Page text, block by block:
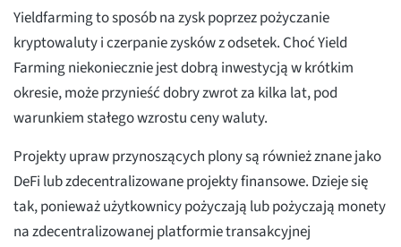
Yieldfarming to sposób na zysk poprzez pożyczanie
kryptowaluty i czerpanie zysków z odsetek. Choć Yield
Farming niekoniecznie jest dobrą inwestycją w krótkim
okresie, może przynieść dobry zwrot za kilka lat, pod
warunkiem stałego wzrostu ceny waluty.
Projekty upraw przynoszących plony są również znane jako
DeFi lub zdecentralizowane projekty finansowe. Dzieje się
tak, ponieważ użytkownicy pożyczają lub pożyczają monety
na zdecentralizowanej platformie transakcyjnej